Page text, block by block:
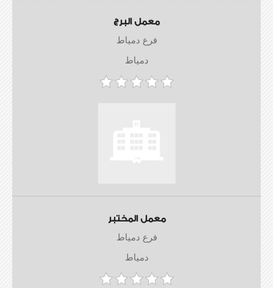
معمل البرج
فرع دمياط
دمياط
معمل المختبر
فرع دمياط
دمياط